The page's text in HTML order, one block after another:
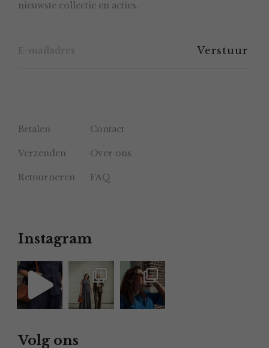
nieuwste collectie en acties.
Betalen Contact
Verzenden Over ons
Retourneren FAQ
Instagram
Volg ons